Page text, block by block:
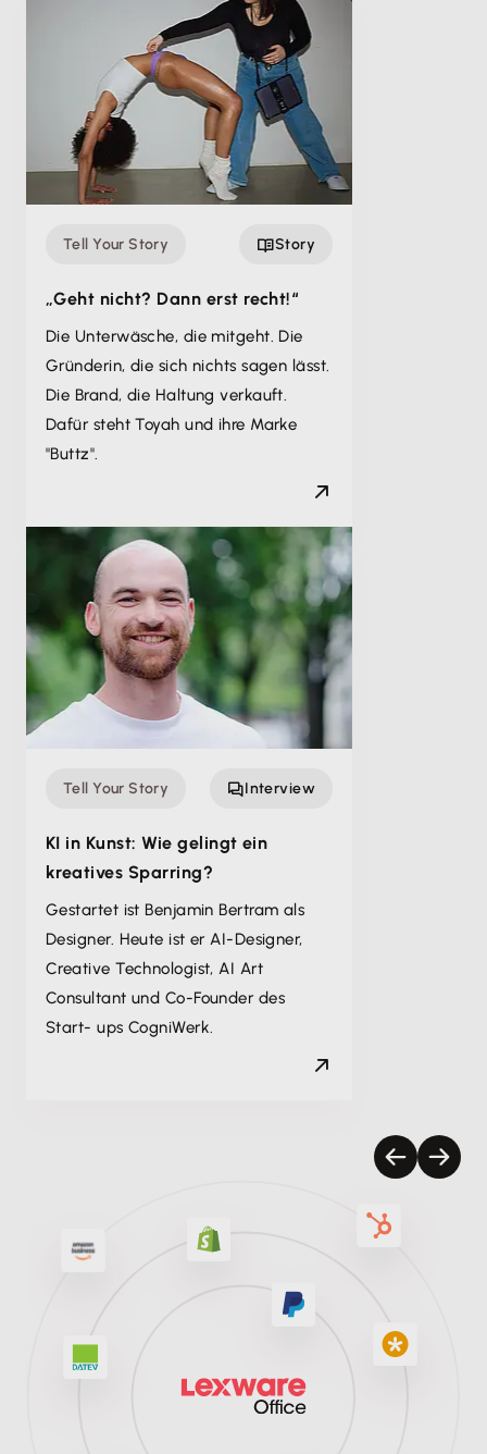
Tell Your Story Story
„Geht nicht? Dann erst recht!“
Die Unterwäsche, die mitgeht. Die
Gründerin, die sich nichts sagen lässt.
Die Brand, die Haltung verkauft.
Dafür steht Toyah und ihre Marke
"Buttz".
Tell Your Story Interview
KI in Kunst: Wie gelingt ein
kreatives Sparring?
Gestartet ist Benjamin Bertram als
Designer. Heute ist er AI-Designer,
Creative Technologist, AI Art
Consultant und Co-Founder des
Start- ups CogniWerk.